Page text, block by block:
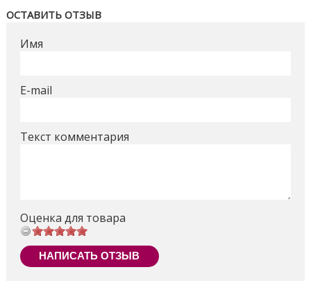
ОСТАВИТЬ ОТЗЫВ
Имя
E-mail
Текст комментария
Оценка для товара
НАПИСАТЬ ОТЗЫВ